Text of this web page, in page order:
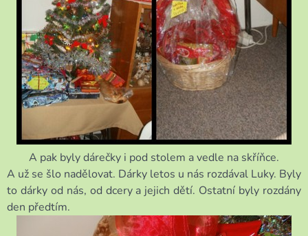
A pak byly dárečky i pod stolem a vedle na skříňce.
A už se šlo nadělovat. Dárky letos u nás rozdával Luky. Byly
to dárky od nás, od dcery a jejich dětí. Ostatní byly rozdány
den předtím.